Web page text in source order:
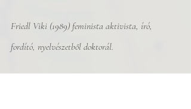
Friedl Viki (1989) feminista aktivista, író,
fordító, nyelvészetből doktorál.